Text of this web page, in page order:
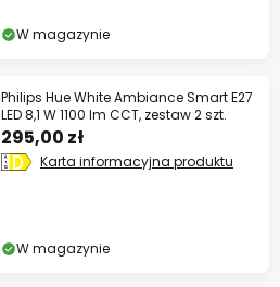
W magazynie
Philips Hue White Ambiance Smart E27
LED 8,1 W 1100 lm CCT, zestaw 2 szt.
295,00 zł
Karta informacyjna produktu
W magazynie